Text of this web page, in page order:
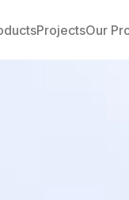
ProjectsOur